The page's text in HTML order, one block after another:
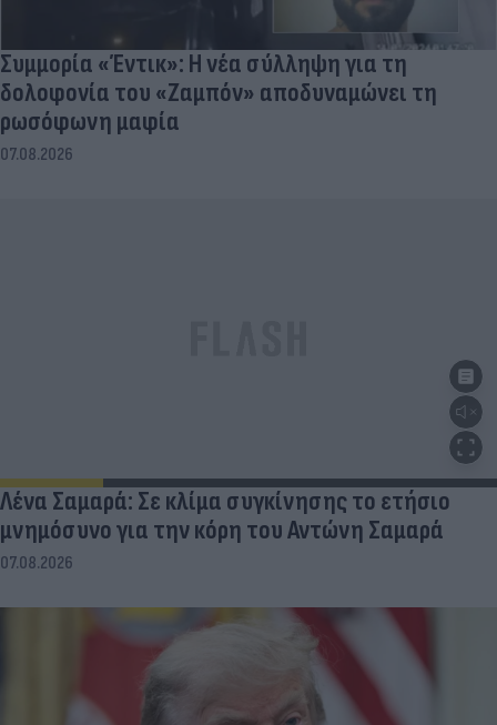
Συμμορία «Έντικ»: Η νέα σύλληψη για τη
δολοφονία του «Ζαμπόν» αποδυναμώνει τη
ρωσόφωνη μαφία
07.08.2026
Λένα Σαμαρά: Σε κλίμα συγκίνησης το ετήσιο
μνημόσυνο για την κόρη του Αντώνη Σαμαρά
07.08.2026